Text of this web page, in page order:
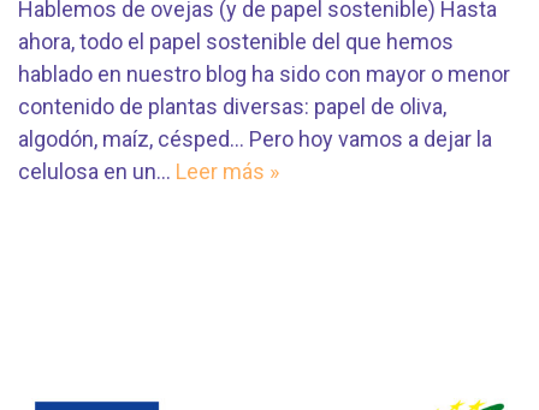
Hablemos de ovejas (y de papel sostenible) Hasta
ahora, todo el papel sostenible del que hemos
hablado en nuestro blog ha sido con mayor o menor
contenido de plantas diversas: papel de oliva,
algodón, maíz, césped… Pero hoy vamos a dejar la
celulosa en un… Leer más »